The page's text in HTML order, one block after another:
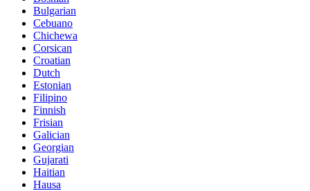
Bulgarian
Cebuano
Chichewa
Corsican
Croatian
Dutch
Estonian
Filipino
Finnish
Frisian
Galician
Georgian
Gujarati
Haitian
Hausa